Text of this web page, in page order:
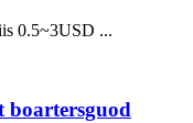
0.5~3USD ...
boartersguod